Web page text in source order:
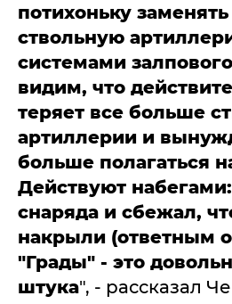
потихоньку
ствольную
системами
видим, что
теряет все больше
артиллерии и
больше полагаться
Действуют набегами:
снаряда и сбежал,
накрыли (ответным
"Грады" - это
штука", - рассказал